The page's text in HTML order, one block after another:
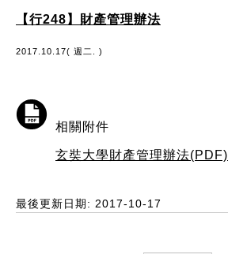
【行248】財產管理辦法
2017.10.17( 週二. )
相關附件
玄奘大學財產管理辦法(PDF)
最後更新日期: 2017-10-17